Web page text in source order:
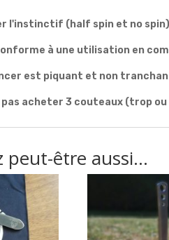
l'instinctif (half spin et no
à une utilisation en
est piquant et non
pas acheter 3 couteaux (trop
peut-être aussi…